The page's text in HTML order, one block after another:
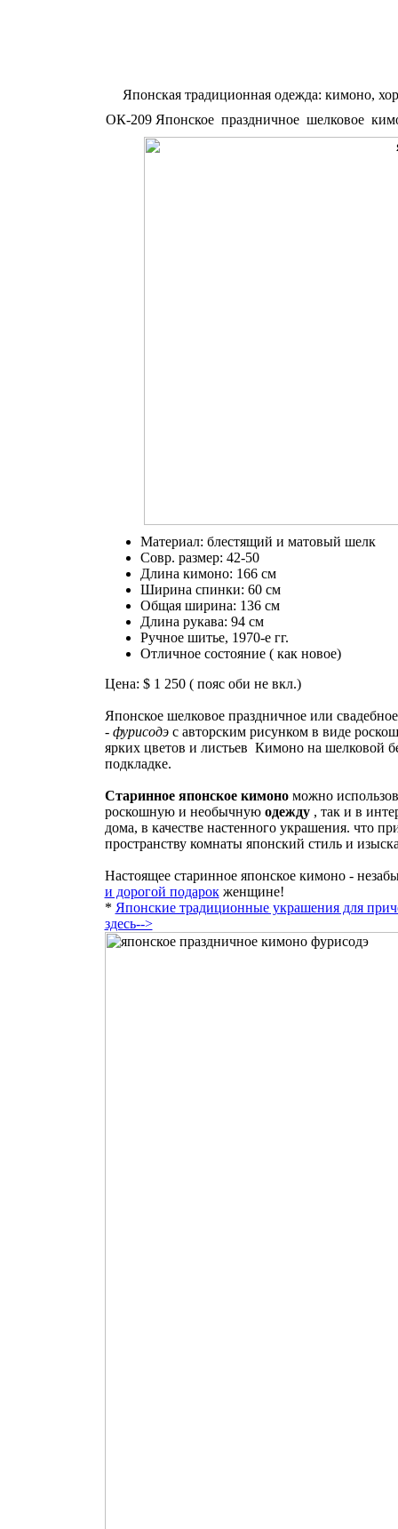
Японская традиционная одежда: кимоно,
ОК-209 Японское праздничное шелковое
Материал: блестящий и матовый шелк
Совр. размер: 42-50
Длина кимоно: 166 см
Ширина спинки: 60 см
Общая ширина: 136 см
Длина рукава: 94 см
Ручное шитье, 1970-е гг.
Отличное состояние ( как новое)
Цена: $ 1 250 ( пояс оби не вкл.)
Японское шелковое праздничное или
- фурисодэс авторским рисунком в виде
ярких цветов и листьев Кимоно на шелковой
подкладке.
Старинное японское кимономожно
роскошную и необычную одежду , так и в
дома, в качестве настенного украшения. что
пространству комнаты японский стиль и
Настоящее старинное японское кимоно -
и дорогой подарокженщине!
* Японские традиционные украшения для
здесь-->